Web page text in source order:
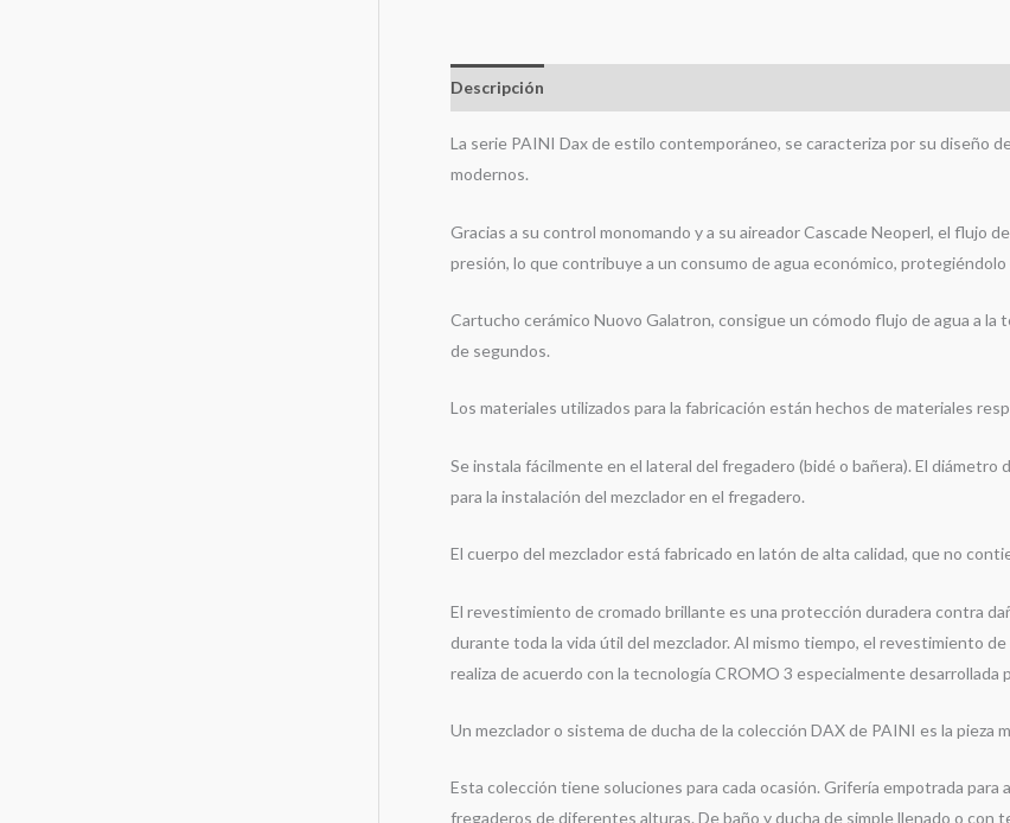
Descripción
La serie PAINI Dax de estilo contemporáneo, se caracteriza por su diseño
modernos.
Gracias a su control monomando y a su aireador Cascade Neoperl, el flujo
presión, lo que contribuye a un consumo de agua económico,
Cartucho cerámico Nuovo Galatron, consigue un cómodo flujo de agua a
de segundos.
Los materiales utilizados para la fabricación están hechos de materiales
Se instala fácilmente en el lateral del fregadero (bidé o bañera). El
para la instalación del mezclador en el fregadero.
El cuerpo del mezclador está fabricado en latón de alta calidad, que no
El revestimiento de cromado brillante es una protección duradera contra
durante toda la vida útil del mezclador. Al mismo tiempo, el revestimiento
realiza de acuerdo con la tecnología CROMO 3 especialmente desarrollada
Un mezclador o sistema de ducha de la colección DAX de PAINI es la pieza
Esta colección tiene soluciones para cada ocasión. Grifería empotrada para
fregaderos de diferentes alturas. De baño y ducha de simple llenado o con